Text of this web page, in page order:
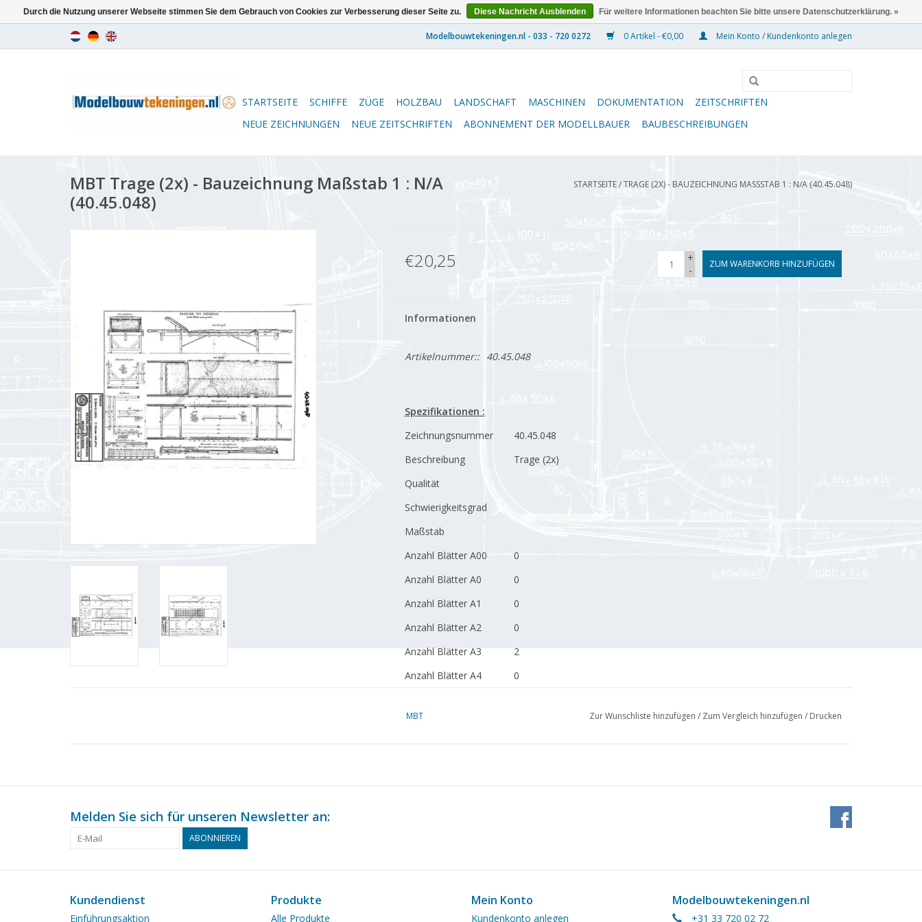
0 Artikel - €0,00 Mein Konto / Kundenkonto anlegen
STARTSEITE SCHIFFE ZÜGE HOLZBAU LANDSCHAFT MASCHINEN DOKUMENTATION
ZEITSCHRIFTEN
NEUE ZEICHNUNGEN
NEUE ZEITSCHRIFTEN ABONNEMENT DER MODELLBAUER BAUBESCHREIBUNGEN
MBT Trage (2x) - Bauzeichnung Maßstab 1 : N/A
(40.45.048)
STARTSEITE/TRAGE (2X) - BAUZEICHNUNG MASSSTAB 1 : N/A (40.45.048)
€20,25
+
-
ZUM WARENKORB HINZUFÜGEN
Informationen
Artikelnummer:: 40.45.048
Spezifikationen :
Zeichnungsnummer
40.45.048
Beschreibung
Trage (2x)
Qualität
Schwierigkeitsgrad
Maßstab
Anzahl Blätter A00
0
Anzahl Blätter A0
0
Anzahl Blätter A1
0
Anzahl Blätter A2
0
Anzahl Blätter A3
2
Anzahl Blätter A4
0
Zeichnungsblätter
MBT Zur Wunschliste hinzufügen / Zum Vergleich hinzufügen / Drucken
Melden Sie sich für unseren Newsletter an:
ABONNIEREN
Kundendienst
Einführungsaktion
Produkte
Alle Produkte
Mein Konto
Kundenkonto anlegen
Modelbouwtekeningen.nl
+31 33 720 02 72
Durch die Nutzung unserer Webseite stimmen Sie dem Gebrauch von Cookies zur Verbesserung dieser Seite zu. Diese Nachricht Ausblenden Für weitere Informationen beachten Sie bitte unsere Datenschutzerklärung. »